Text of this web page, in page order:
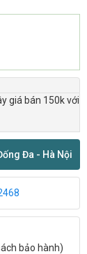
giá bán 150k với
Đa - Hà Nội
bảo hành)